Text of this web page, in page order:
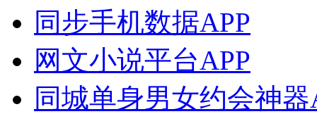
同步手机数据APP
网文小说平台APP
同城单身男女约会神器